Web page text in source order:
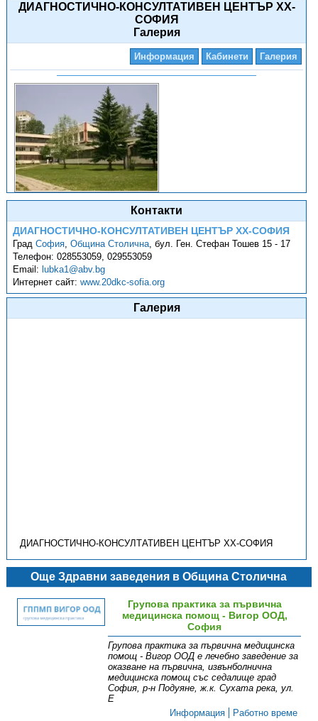
ДИАГНОСТИЧНО-КОНСУЛТАТИВЕН ЦЕНТЪР ХХ-
СОФИЯ
Галерия
Информация Кабинети Галерия
Контакти
ДИАГНОСТИЧНО-КОНСУЛТАТИВЕН ЦЕНТЪР ХХ-СОФИЯ
ГрадСофия,Община Столична,бул. Ген. Стефан Тошев 15 - 17
Телефон:028553059, 029553059
Email: lubka1@abv.bg
Интернет сайт:www.20dkc-sofia.org
Галерия
ДИАГНОСТИЧНО-КОНСУЛТАТИВЕН ЦЕНТЪР ХХ-СОФИЯ
Още Здравни заведения в Община Столична
Групова практика за първична
медицинска помощ - Вигор ООД,
София
Групова практика за първична медицинска
помощ - Вигор ООД е лечебно заведение за
оказване на първична, извънболнична
медицинска помощ със седалище град
София, р-н Подуяне, ж.к. Сухата река, ул.
Е
Информация
Работно време